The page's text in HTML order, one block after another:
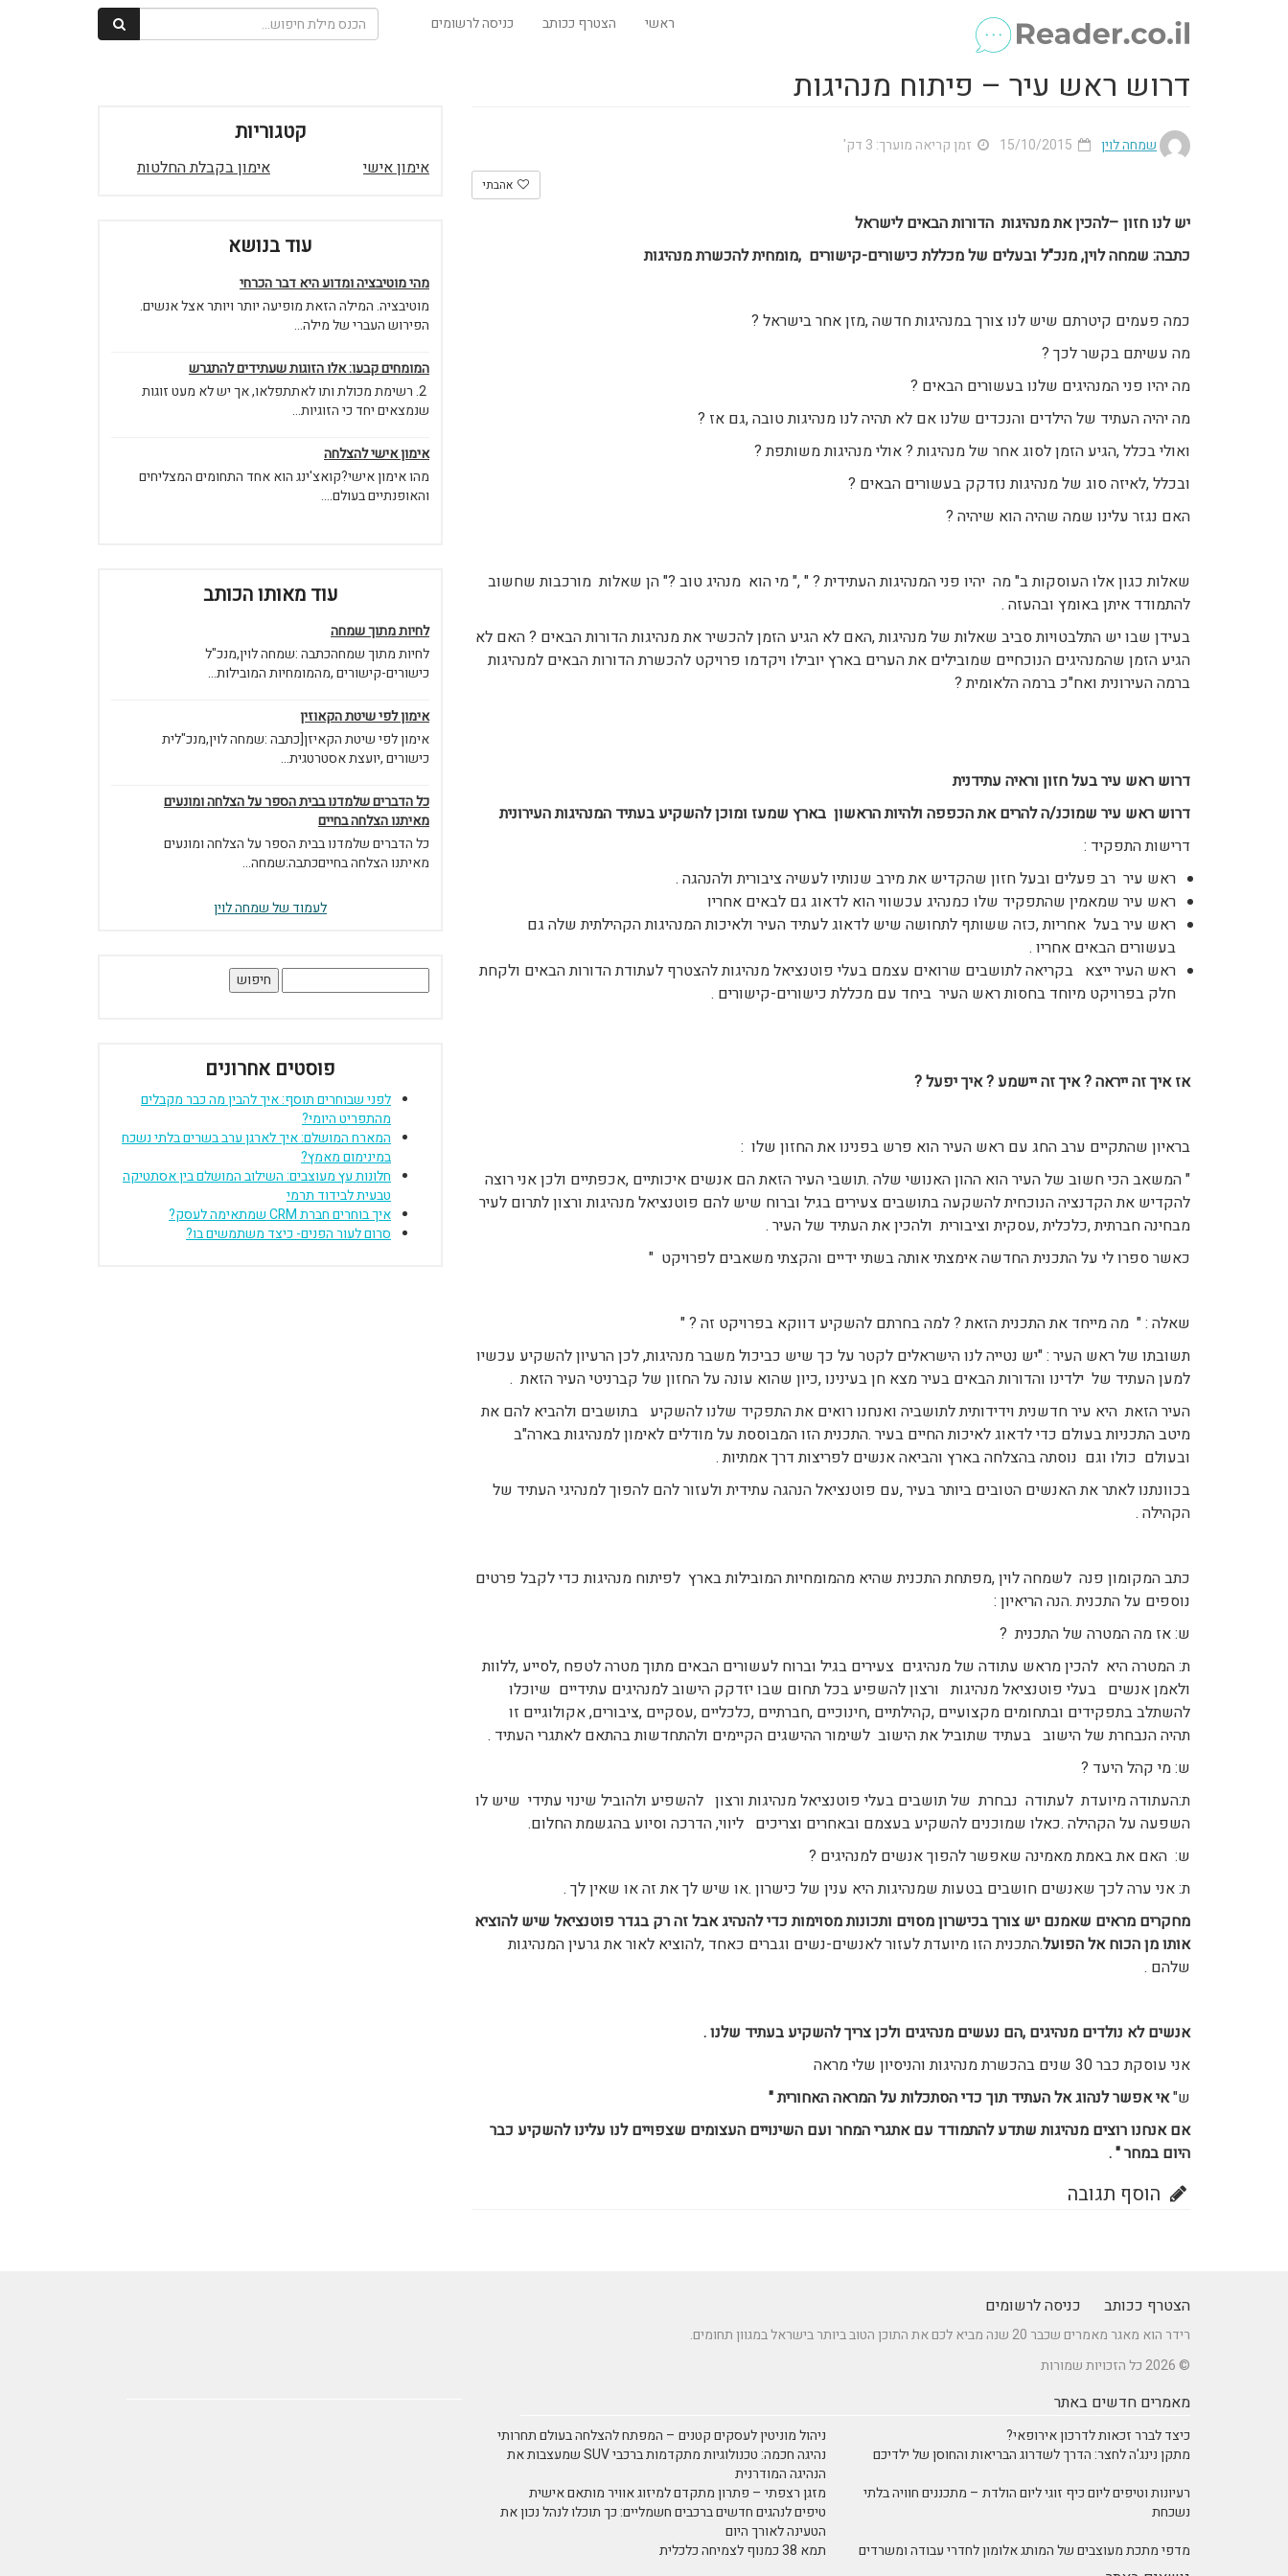
ראשי הצטרף ככותב כניסה לרשומים
דרוש ראש עיר – פיתוח מנהיגות
שמחה לוין זמן קריאה מוערך: 3 דק'
אהבתי
יש לנו חזון –להכין את מנהיגות הדורות הבאים לישראל
כתבה: שמחה לוין, מנכ"ל ובעלים של מכללת כישורים-קישורים ,מומחית להכשרת מנהיגות
כמה פעמים קיטרתם שיש לנו צורך במנהיגות חדשה ,מזן אחר בישראל ?
מה עשיתם בקשר לכך ?
מה יהיו פני המנהיגים שלנו בעשורים הבאים ?
מה יהיה העתיד של הילדים והנכדים שלנו אם לא תהיה לנו מנהיגות טובה ,גם אז ?
ואולי בכלל ,הגיע הזמן לסוג אחר של מנהיגות ? אולי מנהיגות משותפת ?
ובכלל ,לאיזה סוג של מנהיגות נזדקק בעשורים הבאים ?
האם נגזר עלינו שמה שהיה הוא שיהיה ?
שאלות כגון אלו העוסקות ב" מה יהיו פני המנהיגות העתידית ? " ," מי הוא מנהיג טוב ?" הן שאלות מורכבות שחשוב
להתמודד איתן באומץ ובהעזה .
בעידן שבו יש התלבטויות סביב שאלות של מנהיגות ,האם לא הגיע הזמן להכשיר את מנהיגות הדורות הבאים ? האם לא
הגיע הזמן שהמנהיגים הנוכחיים שמובילים את הערים בארץ יובילו ויקדמו פרויקט להכשרת הדורות הבאים למנהיגות
ברמה העירונית ואח"כ ברמה הלאומית ?
דרוש ראש עיר בעל חזון וראיה עתידנית
דרוש ראש עיר שמוכנ/ה להרים את הכפפה ולהיות הראשון בארץ שמעז ומוכן להשקיע בעתיד המנהיגות העירונית
דרישות התפקיד :
ראש עיר רב פעלים ובעל חזון שהקדיש את מירב שנותיו לעשיה ציבורית ולהנהגה .
ראש עיר שמאמין שהתפקיד שלו כמנהיג עכשווי הוא לדאוג גם לבאים אחריו
ראש עיר בעל אחריות ,כזה ששותף לתחושה שיש לדאוג לעתיד העיר ולאיכות המנהיגות הקהילתית שלה גם
בעשורים הבאים אחריו .
ראש העיר ייצא בקריאה לתושבים שרואים עצמם בעלי פוטנציאל מנהיגות להצטרף לעתודת הדורות הבאים ולקחת
חלק בפרויקט מיוחד בחסות ראש העיר ביחד עם מכללת כישורים-קישורים .
אז איך זה ייראה ? איך זה יישמע ? איך יפעל ?
בראיון שהתקיים ערב החג עם ראש העיר הוא פרש בפנינו את החזון שלו :
" המשאב הכי חשוב של העיר הוא ההון האנושי שלה .תושבי העיר הזאת הם אנשים איכותיים ,אכפתיים ולכן אני רוצה
להקדיש את הקדנציה הנוכחית להשקעה בתושבים צעירים בגיל וברוח שיש להם פוטנציאל מנהיגות ורצון לתרום לעיר
מבחינה חברתית ,כלכלית ,עסקית וציבורית ולהכין את העתיד של העיר .
כאשר ספרו לי על התכנית החדשה אימצתי אותה בשתי ידיים והקצתי משאבים לפרויקט "
שאלה : " מה מייחד את התכנית הזאת ? למה בחרתם להשקיע דווקא בפרויקט זה ? "
תשובתו של ראש העיר : "יש נטייה לנו הישראלים לקטר על כך שיש כביכול משבר מנהיגות, לכן הרעיון להשקיע עכשיו
למען העתיד של ילדינו והדורות הבאים בעיר מצא חן בעינינו ,כיון שהוא עונה על החזון של קברניטי העיר הזאת .
העיר הזאת היא עיר חדשנית וידידותית לתושביה ואנחנו רואים את התפקיד שלנו להשקיע בתושבים ולהביא להם את
מיטב התכניות בעולם כדי לדאוג לאיכות החיים בעיר .התכנית הזו המבוססת על מודלים לאימון למנהיגות בארה"ב
ובעולם כולו וגם נוסתה בהצלחה בארץ והביאה אנשים לפריצות דרך אמתיות .
בכוונתנו לאתר את האנשים הטובים ביותר בעיר ,עם פוטנציאל הנהגה עתידית ולעזור להם להפוך למנהיגי העתיד של
הקהילה .
כתב המקומון פנה לשמחה לוין ,מפתחת התכנית שהיא מהמומחיות המובילות בארץ לפיתוח מנהיגות כדי לקבל פרטים
נוספים על התכנית .הנה הריאיון :
ש: אז מה המטרה של התכנית ?
ת: המטרה היא להכין מראש עתודה של מנהיגים צעירים בגיל וברוח לעשורים הבאים מתוך מטרה לטפח ,לסייע ,ללוות
ולאמן אנשים בעלי פוטנציאל מנהיגות ורצון להשפיע בכל תחום שבו יזדקק הישוב למנהיגים עתידיים שיוכלו
להשתלב בתפקידים ובתחומים מקצועיים ,קהילתיים ,חינוכיים ,חברתיים ,כלכליים ,עסקיים ,ציבורים, אקולוגיים זו
תהיה הנבחרת של הישוב בעתיד שתוביל את הישוב לשימור ההישגים הקיימים ולהתחדשות בהתאם לאתגרי העתיד .
ש: מי קהל היעד ?
ת:העתודה מיועדת לעתודה נבחרת של תושבים בעלי פוטנציאל מנהיגות ורצון להשפיע ולהוביל שינוי עתידי שיש לו
השפעה על הקהילה .כאלו שמוכנים להשקיע בעצמם ובאחרים וצריכים ליווי, הדרכה וסיוע בהגשמת החלום.
ש: האם את באמת מאמינה שאפשר להפוך אנשים למנהיגים ?
ת: אני ערה לכך שאנשים חושבים בטעות שמנהיגות היא ענין של כישרון .או שיש לך את זה או שאין לך .
מחקרים מראים שאמנם יש צורך בכישרון מסוים ותכונות מסוימות כדי להנהיג אבל זה רק בגדר פוטנציאל שיש להוציא
אותו מן הכוח אל הפועל.התכנית הזו מיועדת לעזור לאנשים-נשים וגברים כאחד ,להוציא לאור את גרעין המנהיגות
שלהם .
אנשים לא נולדים מנהיגים ,הם נעשים מנהיגים ולכן צריך להשקיע בעתיד שלנו .
אני עוסקת כבר 30 שנים בהכשרת מנהיגות והניסיון שלי מראה
ש"אי אפשר לנהוג אל העתיד תוך כדי הסתכלות על המראה האחורית "
אם אנחנו רוצים מנהיגות שתדע להתמודד עם אתגרי המחר ועם השינויים העצומים שצפויים לנו עלינו להשקיע כבר
היום במחר " .
הוסף תגובה
קטגוריות
אימון אישי אימון בקבלת החלטות
עוד בנושא
מהי מוטיבציה ומדוע היא דבר הכרחי
מוטיבציה. המילה הזאת מופיעה יותר ויותר אצל אנשים.
הפירוש העברי של מילה...
המומחים קבעו: אלו הזוגות שעתידים להתגרש
2. רשימת מכולת ותו לאתתפלאו, אך יש לא מעט זוגות
שנמצאים יחד כי הזוגיות...
אימון אישי להצלחה
מהו אימון אישי?קואצ'ינג הוא אחד התחומים המצליחים
והאופנתיים בעולם....
עוד מאותו הכותב
לחיות מתוך שמחה
לחיות מתוך שמחהכתבה :שמחה לוין,מנכ"ל
כישורים-קישורים ,מהמומחיות המובילות...
אימון לפי שיטת הקאוזין
אימון לפי שיטת הקאיזן[כתבה :שמחה לוין,מנכ"לית
כישורים ,יועצת אסטרטגית...
כל הדברים שלמדנו בבית הספר על הצלחה ומונעים
מאיתנו הצלחה בחיים
כל הדברים שלמדנו בבית הספר על הצלחה ומונעים
מאיתנו הצלחה בחייםכתבה:שמחה...
לעמוד של שמחה לוין
פוסטים אחרונים
לפני שבוחרים תוסף: איך להבין מה כבר מקבלים
מהתפריט היומי?
המארח המושלם: איך לארגן ערב בשרים בלתי נשכח
במינימום מאמץ?
חלונות עץ מעוצבים: השילוב המושלם בין אסתטיקה
טבעית לבידוד תרמי
איך בוחרים חברת CRM שמתאימה לעסק?
סרום לעור הפנים- כיצד משתמשים בו?
הצטרף ככותב כניסה לרשומים
רידר הוא מאגר מאמרים שכבר 20 שנה מביא לכם את התוכן הטוב ביותר בישראל במגוון תחומים.
© 2026 כל הזכויות שמורות
מאמרים חדשים באתר
כיצד לברר זכאות לדרכון אירופאי?
ניהול מוניטין לעסקים קטנים – המפתח להצלחה בעולם תחרותי
מתקן נינג'ה לחצר: הדרך לשדרוג הבריאות והחוסן של ילדיכם
נהיגה חכמה: טכנולוגיות מתקדמות ברכבי SUV שמעצבות את
הנהיגה המודרנית
רעיונות וטיפים ליום כיף זוגי ליום הולדת – מתכננים חוויה בלתי
נשכחת
מזגן רצפתי – פתרון מתקדם למיזוג אוויר מותאם אישית
טיפים לנהגים חדשים ברכבים חשמליים: כך תוכלו לנהל נכון את
הטעינה לאורך היום
מדפי מתכת מעוצבים של המותג אלומון לחדרי עבודה ומשרדים
תמא 38 כמנוף לצמיחה כלכלית